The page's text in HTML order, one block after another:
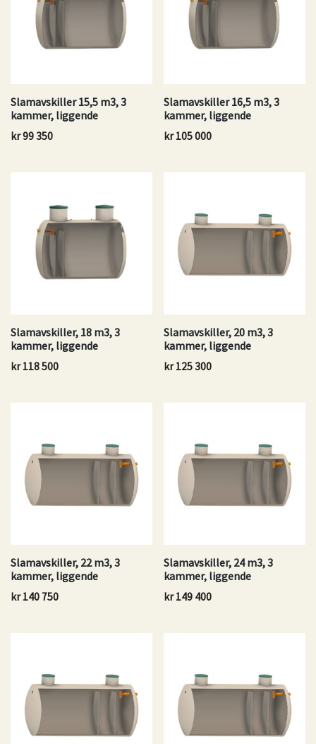
Slamavskiller 15,5 m3, 3
kammer, liggende
kr99 350
Slamavskiller 16,5 m3, 3
kammer, liggende
kr105 000
Slamavskiller, 18 m3, 3
kammer, liggende
kr118 500
Slamavskiller, 20 m3, 3
kammer, liggende
kr125 300
Slamavskiller, 22 m3, 3
kammer, liggende
kr140 750
Slamavskiller, 24 m3, 3
kammer, liggende
kr149 400